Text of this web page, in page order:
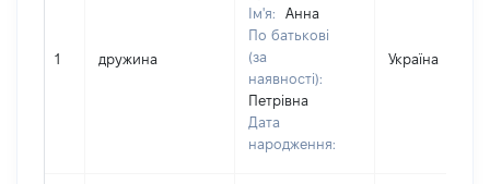
1 дружина
Ім'я:
Анна
По батькові
(за
наявності):
Петрівна
Дата
народження:
Україна